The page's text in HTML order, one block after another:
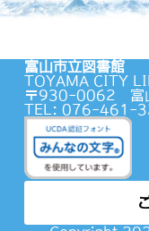
蔵書検索
富山市立図書館
TOYAMA CITY
〒930-0062 富
TEL: 076-461-